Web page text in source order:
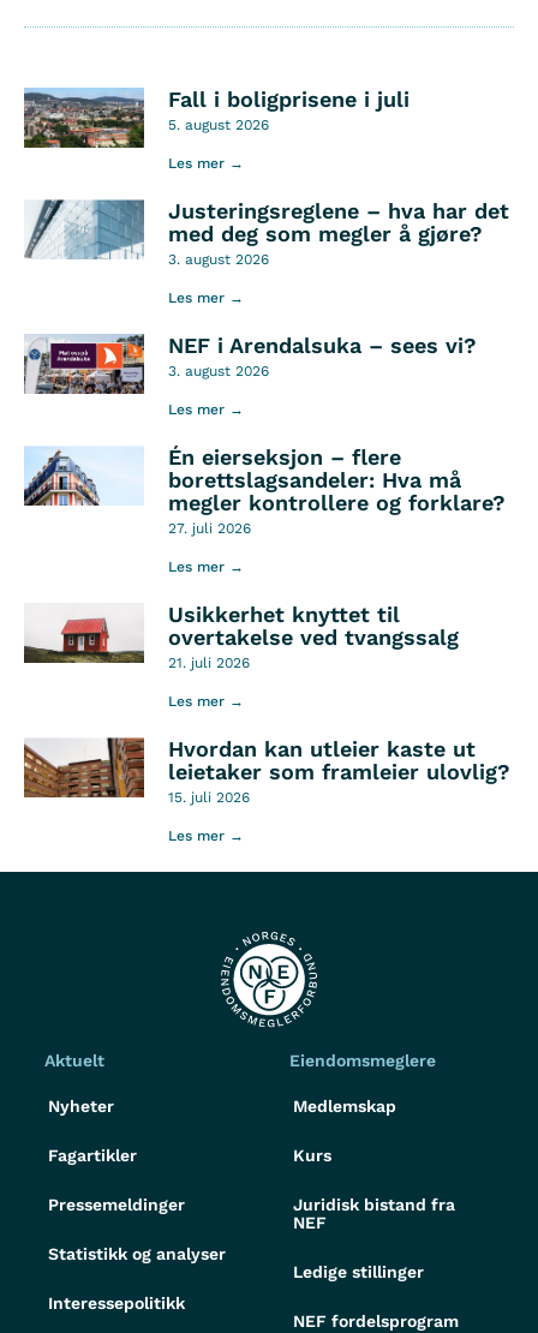
Fall i boligprisene i juli
5. august 2026
Les mer →
Justeringsreglene – hva har det
med deg som megler å gjøre?
3. august 2026
Les mer →
NEF i Arendalsuka – sees vi?
3. august 2026
Les mer →
Én eierseksjon – flere
borettslagsandeler: Hva må
megler kontrollere og forklare?
27. juli 2026
Les mer →
Usikkerhet knyttet til
overtakelse ved tvangssalg
21. juli 2026
Les mer →
Hvordan kan utleier kaste ut
leietaker som framleier ulovlig?
15. juli 2026
Les mer →
Aktuelt
Nyheter
Fagartikler
Pressemeldinger
Statistikk og analyser
Interessepolitikk
Eiendomsmeglere
Medlemskap
Kurs
Juridisk bistand fra
NEF
Ledige stillinger
NEF fordelsprogram